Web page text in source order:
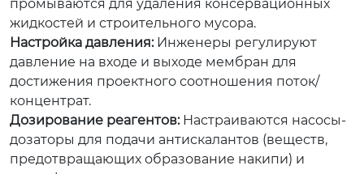
промываются для удаления консервационных
жидкостей и строительного мусора.
Настройка давления:Инженеры регулируют
давление на входе и выходе мембран для
достижения проектного соотношения поток/
концентрат.
Дозирование реагентов:Настраиваются насосы-
дозаторы для подачи антискалантов (веществ,
предотвращающих образование накипи) и